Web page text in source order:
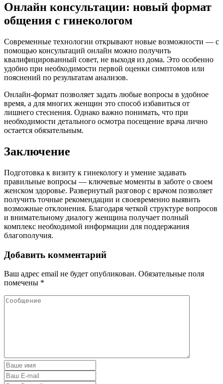
Онлайн консультации: новый формат
общения с гинекологом
Современные технологии открывают новые возможности — с
помощью консультаций онлайн можно получить
квалифицированный совет, не выходя из дома. Это особенно
удобно при необходимости первой оценки симптомов или
пояснений по результатам анализов.
Онлайн-формат позволяет задать любые вопросы в удобное
время, а для многих женщин это способ избавиться от
лишнего стеснения. Однако важно понимать, что при
необходимости детального осмотра посещение врача лично
остается обязательным.
Заключение
Подготовка к визиту к гинекологу и умение задавать
правильные вопросы — ключевые моменты в заботе о своем
женском здоровье. Развернутый разговор с врачом позволяет
получить точные рекомендации и своевременно выявить
возможные отклонения. Благодаря четкой структуре вопросов
и внимательному диалогу женщина получает полный
комплекс необходимой информации для поддержания
благополучия.
Добавить комментарий
Ваш адрес email не будет опубликован. Обязательные поля
помечены *